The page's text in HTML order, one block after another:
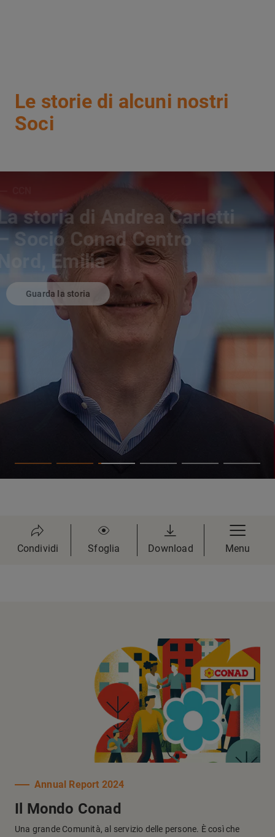
Le storie di alcuni nostri
Soci
La storia di Elena Prati –
Socia Commercianti
Indipendenti Associati,
Romagna
Guarda la storia
Condividi Sfoglia Download Menu
Annual Report 2024
Il Mondo Conad
Una grande Comunità, al servizio delle persone. È così che